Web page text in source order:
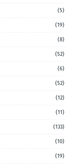
(5)
(19)
(8)
(52)
(6)
(52)
(12)
(11)
(133)
(10)
(19)